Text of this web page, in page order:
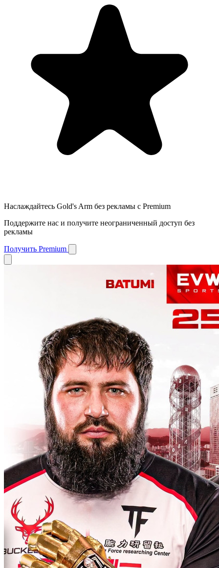
Наслаждайтесь Gold's Arm без рекламы с Premium
Поддержите нас и получите неограниченный доступ без
рекламы
Получить Premium